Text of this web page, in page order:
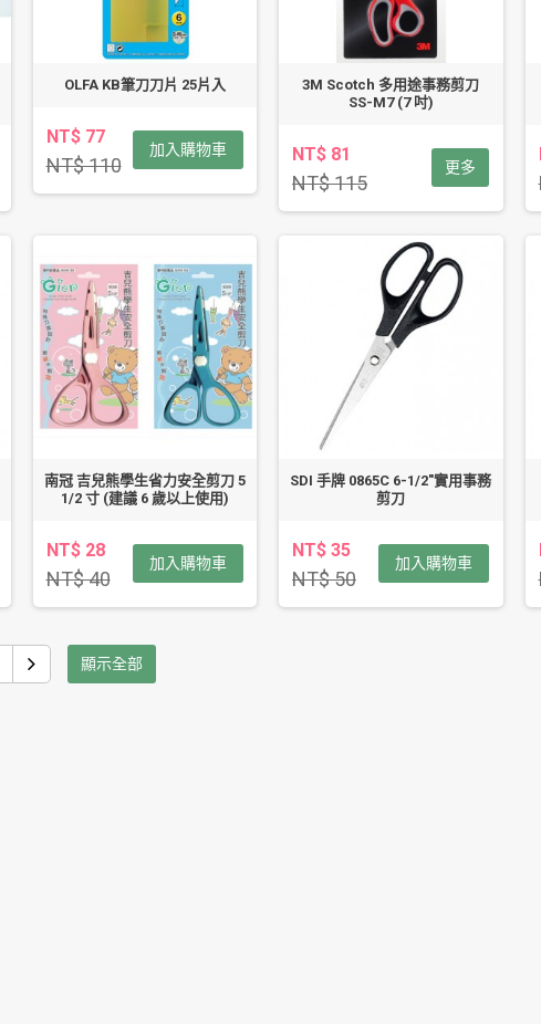
OLFA KB筆刀刀片 25片入
NT$ 77
NT$ 110
加入購物車
3M Scotch 多用途事務剪刀
SS-M7 (7 吋)
NT$ 81
NT$ 115
更多
南冠 吉兒熊學生省力安全剪刀 5
1/2 寸 (建議 6 歲以上使用)
NT$ 28
NT$ 40
加入購物車
SDI 手牌 0865C 6-1/2"實用事務
剪刀
NT$ 35
NT$ 50
加入購物車
顯示全部